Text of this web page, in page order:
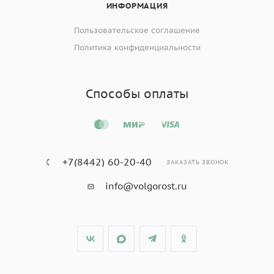
ИНФОРМАЦИЯ
Пользовательское соглашение
Политика конфиденциальности
Способы оплаты
+7(8442) 60-20-40 ЗАКАЗАТЬ ЗВОНОК
info@volgorost.ru